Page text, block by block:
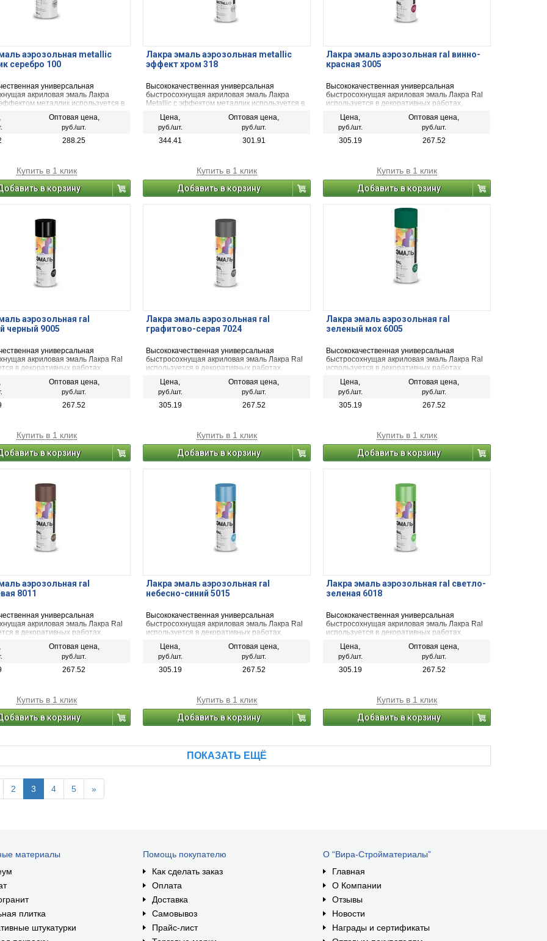
аэрозольная metallic
серебро 100
универсальная
акриловая эмаль Лакра
металлик используется в
Предназначена для окрашивания и
деревянных,
стеклянных и минеральных
Оптовая цена,
руб./шт.
288.25
Купить в 1 клик
в корзину
Лакра эмаль аэрозольная metallic
эффект хром 318
Высококачественная универсальная
быстросохнущая акриловая эмаль Лакра
Metallic с эффектом металлик используется в
ремонте. Предназначена для окрашивания и
защиты металлических, деревянных,
пластиковых, стеклянных и минеральных
Цена,
руб./шт.
Оптовая цена,
руб./шт.
344.41 301.91
Купить в 1 клик
Добавить в корзину
Лакра эмаль аэрозольная ral винно-
красная 3005
Высококачественная универсальная
быстросохнущая акриловая эмаль Лакра Ral
используется в декоративных работах,
для окрашивания и защиты металлических,
деревянных, пластиковых, стеклянных и
минеральных поверхностей (керамика,
Цена,
руб./шт.
Оптовая цена,
руб./шт.
305.19 267.52
Купить в 1 клик
Добавить в корзину
аэрозольная ral
черный 9005
универсальная
акриловая эмаль Лакра Ral
в декоративных работах,
и защиты металлических,
пластиковых, стеклянных и
поверхностей (керамика,
Оптовая цена,
руб./шт.
267.52
Купить в 1 клик
в корзину
Лакра эмаль аэрозольная ral
графитово-серая 7024
Высококачественная универсальная
быстросохнущая акриловая эмаль Лакра Ral
используется в декоративных работах,
для окрашивания и защиты металлических,
деревянных, пластиковых, стеклянных и
минеральных поверхностей (керамика,
Цена,
руб./шт.
Оптовая цена,
руб./шт.
305.19 267.52
Купить в 1 клик
Добавить в корзину
Лакра эмаль аэрозольная ral
зеленый мох 6005
Высококачественная универсальная
быстросохнущая акриловая эмаль Лакра Ral
используется в декоративных работах,
для окрашивания и защиты металлических,
деревянных, пластиковых, стеклянных и
минеральных поверхностей (керамика,
Цена,
руб./шт.
Оптовая цена,
руб./шт.
305.19 267.52
Купить в 1 клик
Добавить в корзину
аэрозольная ral
8011
универсальная
акриловая эмаль Лакра Ral
в декоративных работах,
и защиты металлических,
пластиковых, стеклянных и
поверхностей (керамика,
Оптовая цена,
руб./шт.
267.52
Купить в 1 клик
в корзину
Лакра эмаль аэрозольная ral
небесно-синий 5015
Высококачественная универсальная
быстросохнущая акриловая эмаль Лакра Ral
используется в декоративных работах,
для окрашивания и защиты металлических,
деревянных, пластиковых, стеклянных и
минеральных поверхностей (керамика,
Цена,
руб./шт.
Оптовая цена,
руб./шт.
305.19 267.52
Купить в 1 клик
Добавить в корзину
Лакра эмаль аэрозольная ral светло-
зеленая 6018
Высококачественная универсальная
быстросохнущая акриловая эмаль Лакра Ral
используется в декоративных работах,
для окрашивания и защиты металлических,
деревянных, пластиковых, стеклянных и
минеральных поверхностей (керамика,
Цена,
руб./шт.
Оптовая цена,
руб./шт.
305.19 267.52
Купить в 1 клик
Добавить в корзину
ПОКАЗАТЬ ЕЩЁ
2 3 4 5 »
материалы
плитка
штукатурки
Помощь покупателю
Как сделать заказ
Оплата
Доставка
Самовывоз
Прайс-лист
О “Вира-Стройматериалы”
Главная
О Компании
Отзывы
Новости
Награды и сертификаты